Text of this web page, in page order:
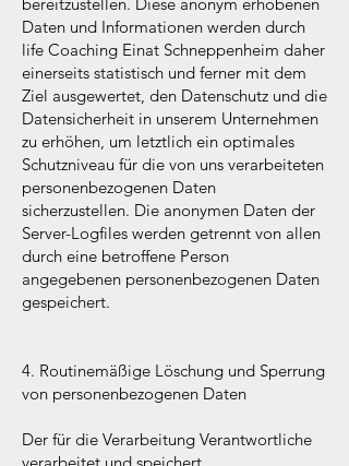
Daten und Informationen werden durch
life Coaching Einat Schneppenheim daher
einerseits statistisch und ferner mit dem
Ziel ausgewertet, den Datenschutz und die
Datensicherheit in unserem Unternehmen
zu erhöhen, um letztlich ein optimales
Schutzniveau für die von uns verarbeiteten
personenbezogenen Daten
sicherzustellen. Die anonymen Daten der
Server-Logfiles werden getrennt von allen
durch eine betroffene Person
angegebenen personenbezogenen Daten
gespeichert.
4. Routinemäßige Löschung und Sperrung
von personenbezogenen Daten
Der für die Verarbeitung Verantwortliche